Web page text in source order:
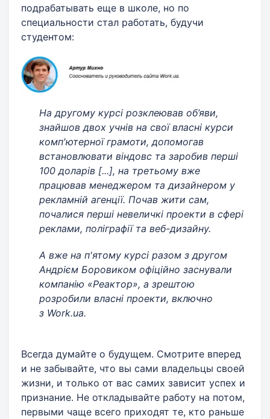
подрабатывать еще в школе, но по
специальности стал работать, будучи
студентом:
На другому курсі розклеював об’яви,
знайшов двох учнів на свої власні курси
комп'ютерної грамоти, допомогав
встановлювати віндовс та заробив перші
100 доларів [...], на третьому вже
працював менеджером та дизайнером у
рекламній агенції. Почав жити сам,
почалися перші невеличкі проекти в сфері
реклами, поліграфії та веб-дизайну.
А вже на п'ятому курсі разом з другом
Андрієм Боровиком офіційно заснували
компанію «Реактор», а зрештою
розробили власні проекти, включно
з Work.ua.
Всегда думайте о будущем. Смотрите вперед
и не забывайте, что вы сами владельцы своей
жизни, и только от вас самих зависит успех и
признание. Не откладывайте работу на потом,
первыми чаще всего приходят те, кто раньше